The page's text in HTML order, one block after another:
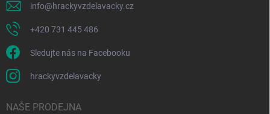
info@hrackyvzdelavacky.cz
+420 731 445 486
Sledujte nás na Facebooku
hrackyvzdelavacky
NAŠE PRODEJNA